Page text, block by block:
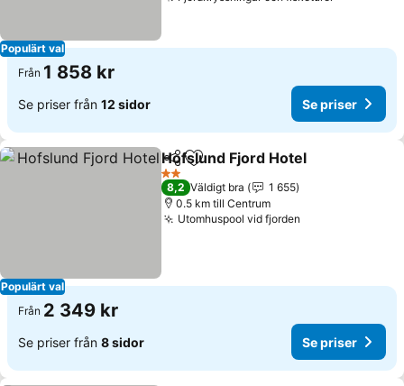
Populärt val
Från 1 858 kr
Se priser från 12 sidor Se priser
Populärt val
Dela Lägg till i Mina Favoriter
Hofslund Fjord Hotel
2 Stjärnor
8,2 Väldigt bra
1 655
0.5 km till Centrum
Utomhuspool vid fjorden
Från 2 349 kr
Se priser från 8 sidor Se priser